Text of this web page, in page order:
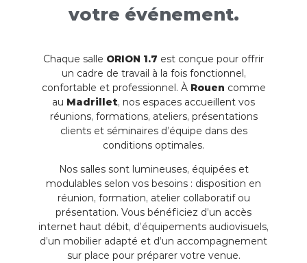
votre événement.
Chaque salle ORION 1.7 est conçue pour offrir
un cadre de travail à la fois fonctionnel,
confortable et professionnel. À Rouen comme
au Madrillet, nos espaces accueillent vos
réunions, formations, ateliers, présentations
clients et séminaires d’équipe dans des
conditions optimales.
Nos salles sont lumineuses, équipées et
modulables selon vos besoins : disposition en
réunion, formation, atelier collaboratif ou
présentation. Vous bénéficiez d’un accès
internet haut débit, d’équipements audiovisuels,
d’un mobilier adapté et d’un accompagnement
sur place pour préparer votre venue.